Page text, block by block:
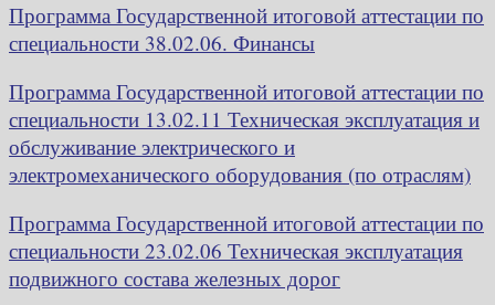
Программа Государственной итоговой аттестации по
специальности 38.02.06. Финансы
Программа Государственной итоговой аттестации по
специальности 13.02.11 Техническая эксплуатация и
обслуживание электрического и
электромеханического оборудования (по отраслям)
Программа Государственной итоговой аттестации по
специальности 23.02.06 Техническая эксплуатация
подвижного состава железных дорог